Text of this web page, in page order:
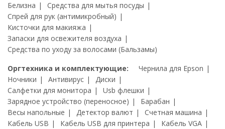
Белизна
Средства для мытья посуды
Спрей для рук (антимикробный)
Кисточки для макияжа
Запаски для освежителя воздуха
Средства по уходу за волосами (Бальзамы)
Оргтехника и комплектующие:
Чернила для Epson
Ночники
Антивирус
Диски
Салфетки для монитора
Usb флешки
Зарядное устройство (переносное)
Барабан
Весы напольные
Детектор валют
Счетная машина
Кабель USB
Кабель USB для принтера
Кабель VGA